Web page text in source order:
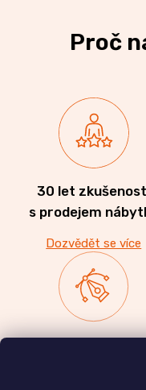
Proč
30 let
s prodejem
Dozvědět se více